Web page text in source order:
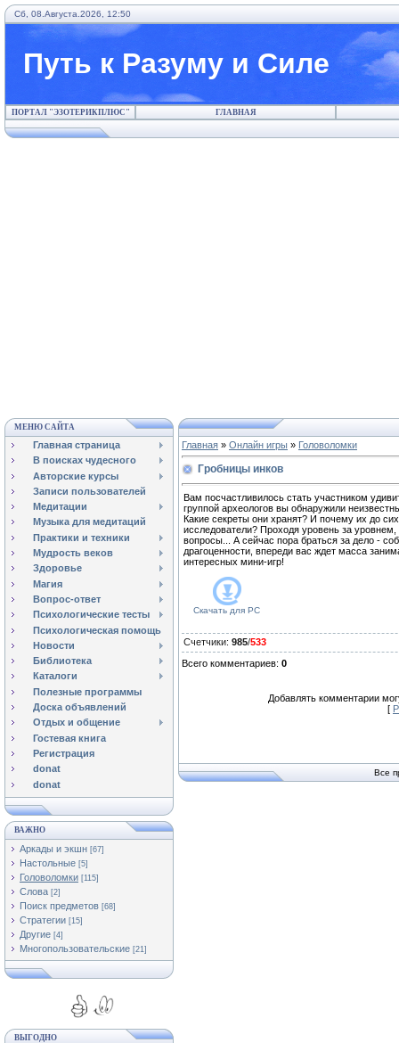
Сб, 08.Августа.2026, 12:50
Путь к Разуму и Силе
ПОРТАЛ "ЭЗОТЕРИКПЛЮС" ГЛАВНАЯ
МЕНЮ САЙТА
Главная страница
В поисках чудесного
Авторские курсы
Записи пользователей
Медитации
Музыка для медитаций
Практики и техники
Мудрость веков
Здоровье
Магия
Вопрос-ответ
Психологические тесты
Психологическая помощь
Новости
Библиотека
Каталоги
Полезные программы
Доска объявлений
Отдых и общение
Гостевая книга
Регистрация
donat
donat
ВАЖНО
Аркады и экшн [67]
Настольные [5]
Головоломки [115]
Слова [2]
Поиск предметов [68]
Стратегии [15]
Другие [4]
Многопользовательские [21]
ВЫГОДНО
Главная » Онлайн игры » Головоломки
Гробницы инков
Вам посчастливилось стать участником
группой археологов вы обнаружили
Какие секреты они хранят? И почему их до
исследователи? Проходя уровень за
вопросы... А сейчас пора браться за дело -
драгоценности, впереди вас ждет масса
интересных мини-игр!
Скачать для PC
Счетчики: 985/533
Всего комментариев: 0
Добавлять комментарии
[
Все